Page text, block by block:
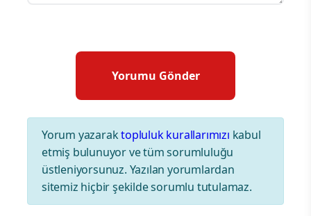
Yorum yazaraktopluluk kurallarımızı kabul
etmiş bulunuyor ve tüm sorumluluğu
üstleniyorsunuz. Yazılan yorumlardan
sitemiz hiçbir şekilde sorumlu tutulamaz.